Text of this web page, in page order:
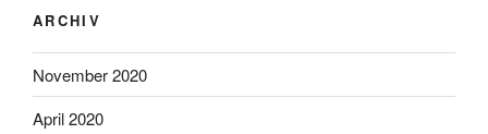
ARCHIV
November 2020
April 2020